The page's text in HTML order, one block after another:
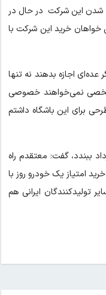
شدن این شرکت در حال در
خواهان خرید این شرکت با
اجازه بدهند نه تنها
شخصی نمی‌خواهند خصوصی
برای این باشگاه داشتم
ببندد، گفت: معتقدم راه
امتیاز یک خودرو روز با
تولیدکنندگان ایرانی هم